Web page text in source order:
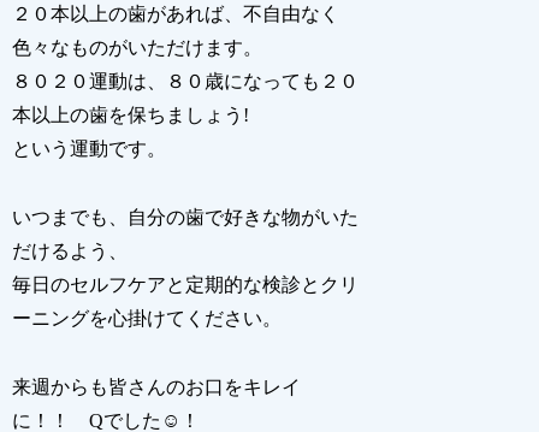
２０本以上の歯があれば、不自由なく
色々なものがいただけます。
８０２０運動は、８０歳になっても２０
本以上の歯を保ちましょう!
という運動です。
いつまでも、自分の歯で好きな物がいた
だけるよう、
毎日のセルフケアと定期的な検診とクリ
ーニングを心掛けてください。
来週からも皆さんのお口をキレイ
に！！ Qでした☺！